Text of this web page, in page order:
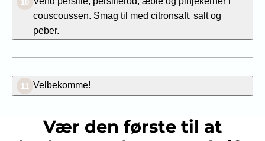
10
couscoussen. Smag til med citronsaft, salt og
peber.
11 Velbekomme!
Vær den første til at